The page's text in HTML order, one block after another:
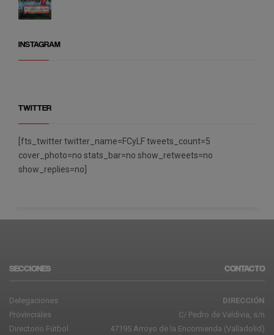
INSTAGRAM
TWITTER
[fts_twitter twitter_name=FCyLF tweets_count=5
cover_photo=no stats_bar=no show_retweets=no
show_replies=no]
SECCIONES
Delegaciones
Provinciales
Directorio Fútbol
CONTACTO
DIRECCIÓN
C/ Pedro de Valdivia, s/n
47195 Arroyo de la Encomienda (Valladolid)